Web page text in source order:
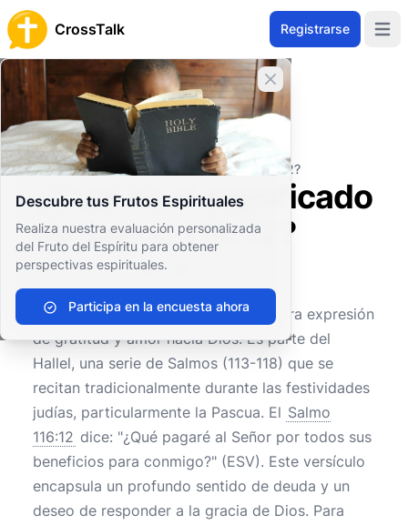
CrossTalk Registrarse
Cerrar banner
Descubre tus Frutos Espirituales
Realiza nuestra evaluación personalizada
del Fruto del Espíritu para obtener
perspectivas espirituales.
Participa en la encuesta ahora
Inicio
Archivo de Preguntas
Antiguo Testamento
Sabiduría y Poesía
¿Cuál es el significado de Salmo 116:12?
¿Cuál es el significado
de Salmo 116:12?
0 0 252
ElSalmo 116 es una hermosa y sincera expresión
de gratitud y amor hacia Dios. Es parte del
Hallel, una serie de Salmos (113-118) que se
recitan tradicionalmente durante las festividades
judías, particularmente la Pascua. El Salmo
116:12 dice: "¿Qué pagaré al Señor por todos sus
beneficios para conmigo?" (ESV). Este versículo
encapsula un profundo sentido de deuda y un
deseo de responder a la gracia de Dios. Para